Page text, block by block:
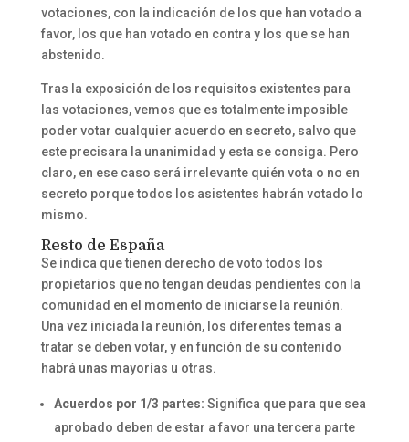
votaciones, con la indicación de los que han votado a
favor, los que han votado en contra y los que se han
abstenido.
Tras la exposición de los requisitos existentes para
las votaciones, vemos que es totalmente imposible
poder votar cualquier acuerdo en secreto, salvo que
este precisara la unanimidad y esta se consiga. Pero
claro, en ese caso será irrelevante quién vota o no en
secreto porque todos los asistentes habrán votado lo
mismo.
Resto de España
Se indica que tienen derecho de voto todos los
propietarios que no tengan deudas pendientes con la
comunidad en el momento de iniciarse la reunión.
Una vez iniciada la reunión, los diferentes temas a
tratar se deben votar, y en función de su contenido
habrá unas mayorías u otras.
Acuerdos por 1/3 partes: Significa que para que sea
aprobado deben de estar a favor una tercera parte